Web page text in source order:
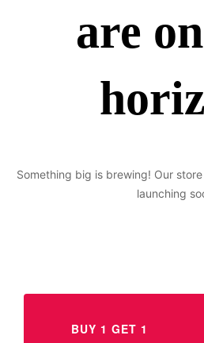
are
Something big is brewing! Our
launching
BUY 1 GET 1